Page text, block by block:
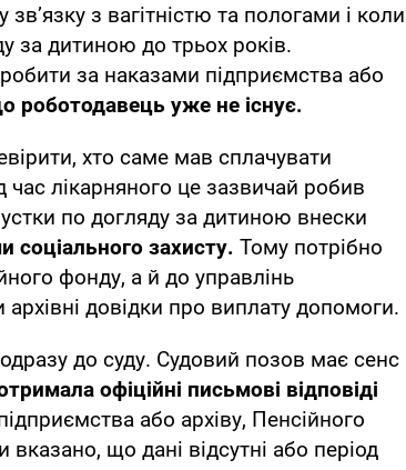
з вагітністю та пологами і коли
за дитиною до трьох років.
за наказами підприємства або
роботодавець уже не існує.
хто саме мав сплачувати
лікарняного це зазвичай робив
по догляду за дитиною внески
соціального захисту. Тому потрібно
фонду, а й до управлінь
довідки про виплату допомоги.
до суду. Судовий позов має сенс
офіційні письмові відповіді
або архіву, Пенсійного
що дані відсутні або період